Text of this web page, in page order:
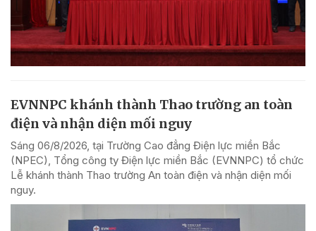
EVNNPC khánh thành Thao trường an toàn
điện và nhận diện mối nguy
Sáng 06/8/2026, tại Trường Cao đẳng Điện lực miền Bắc
(NPEC), Tổng công ty Điện lực miền Bắc (EVNNPC) tổ chức
Lễ khánh thành Thao trường An toàn điện và nhận diện mối
nguy.